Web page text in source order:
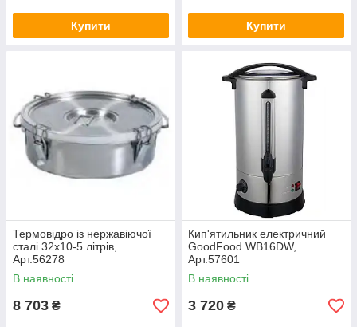
Купити Купити
Термовідро із нержавіючої
сталі 32х10-5 літрів,
Арт.56278
В наявності
8 703 ₴
Кип'ятильник електричний
GoodFood WB16DW,
Арт.57601
В наявності
3 720 ₴